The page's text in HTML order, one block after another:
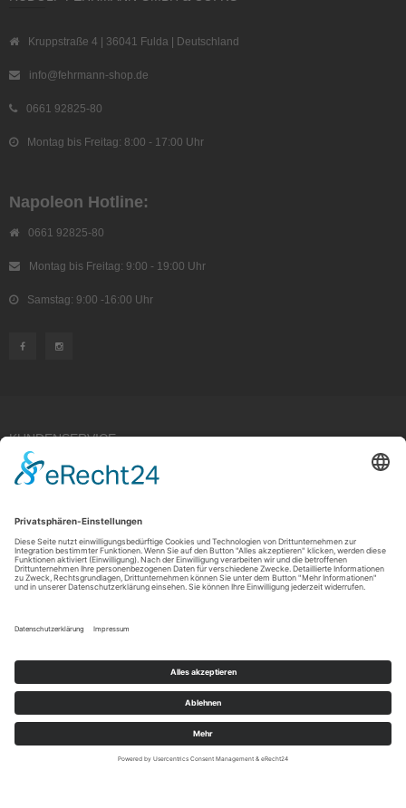
Kruppstraße 4 | 36041 Fulda | Deutschland
info@fehrmann-shop.de
0661 92825-80
Montag bis Freitag: 8:00 - 17:00 Uhr
Napoleon Hotline:
0661 92825-80
Montag bis Freitag: 9:00 - 19:00 Uhr
Samstag: 9:00 -16:00 Uhr
KUNDENSERVICE
ÜBER UNS